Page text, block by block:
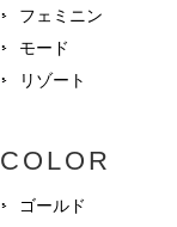
フェミニン
モード
リゾート
COLOR
ゴールド